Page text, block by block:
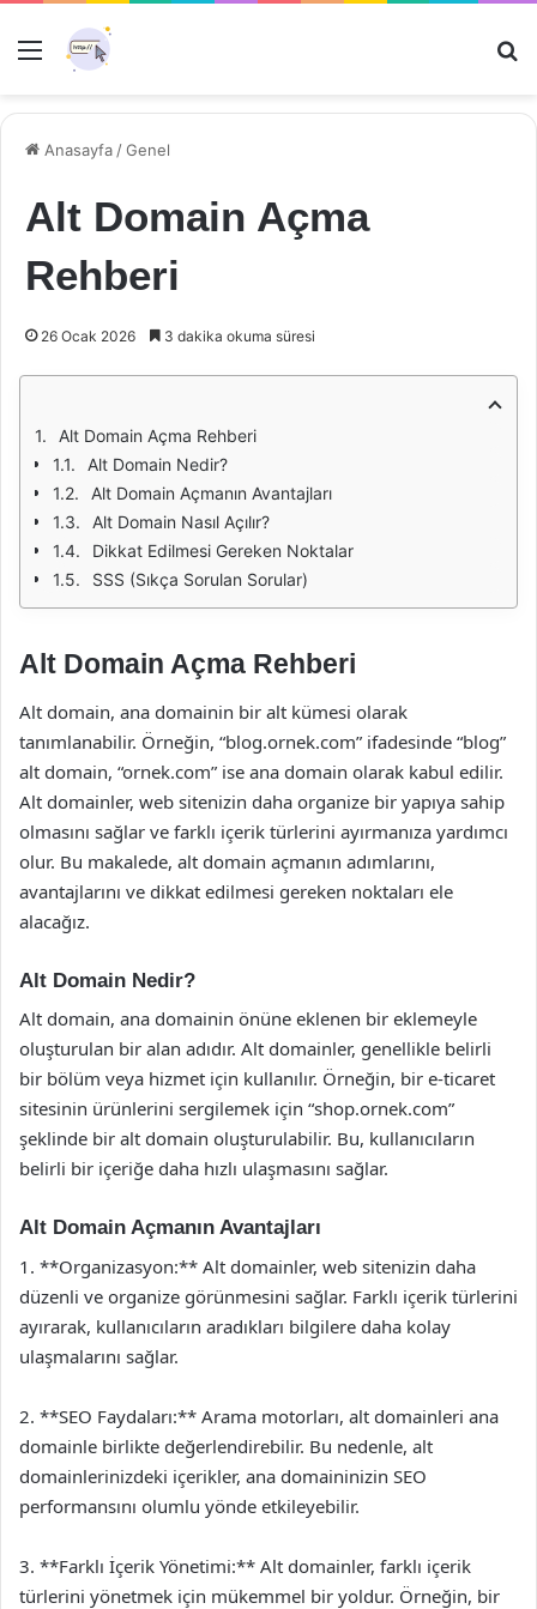
Menü
Anasayfa /Genel
Alt Domain Açma
Rehberi
26 Ocak 2026 3 dakika okuma süresi
Alt Domain Açma Rehberi
Alt Domain Nedir?
Alt Domain Açmanın Avantajları
Alt Domain Nasıl Açılır?
Dikkat Edilmesi Gereken Noktalar
SSS (Sıkça Sorulan Sorular)
Alt Domain Açma Rehberi
Alt domain, ana domainin bir alt kümesi olarak
tanımlanabilir. Örneğin, “blog.ornek.com” ifadesinde “blog”
alt domain, “ornek.com” ise ana domain olarak kabul edilir.
Alt domainler, web sitenizin daha organize bir yapıya sahip
olmasını sağlar ve farklı içerik türlerini ayırmanıza yardımcı
olur. Bu makalede, alt domain açmanın adımlarını,
avantajlarını ve dikkat edilmesi gereken noktaları ele
alacağız.
Alt Domain Nedir?
Alt domain, ana domainin önüne eklenen bir eklemeyle
oluşturulan bir alan adıdır. Alt domainler, genellikle belirli
bir bölüm veya hizmet için kullanılır. Örneğin, bir e-ticaret
sitesinin ürünlerini sergilemek için “shop.ornek.com”
şeklinde bir alt domain oluşturulabilir. Bu, kullanıcıların
belirli bir içeriğe daha hızlı ulaşmasını sağlar.
Alt Domain Açmanın Avantajları
1. **Organizasyon:** Alt domainler, web sitenizin daha
düzenli ve organize görünmesini sağlar. Farklı içerik türlerini
ayırarak, kullanıcıların aradıkları bilgilere daha kolay
ulaşmalarını sağlar.
2. **SEO Faydaları:** Arama motorları, alt domainleri ana
domainle birlikte değerlendirebilir. Bu nedenle, alt
domainlerinizdeki içerikler, ana domaininizin SEO
performansını olumlu yönde etkileyebilir.
3. **Farklı İçerik Yönetimi:** Alt domainler, farklı içerik
türlerini yönetmek için mükemmel bir yoldur. Örneğin, bir